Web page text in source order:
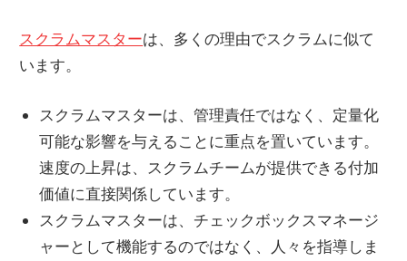
スクラムマスターは、多くの理由でスクラムに似て
います。
スクラムマスターは、管理責任ではなく、定量化
可能な影響を与えることに重点を置いています。
速度の上昇は、スクラムチームが提供できる付加
価値に直接関係しています。
スクラムマスターは、チェックボックスマネージ
ャーとして機能するのではなく、人々を指導しま